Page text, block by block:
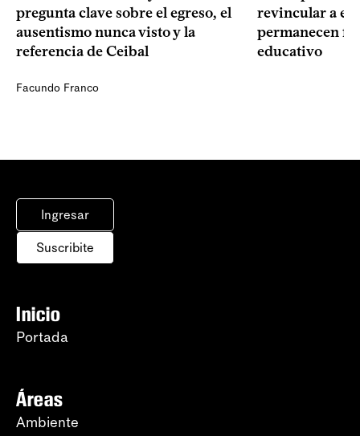
pregunta clave sobre el egreso, el
ausentismo nunca visto y la
referencia de Ceibal
Facundo Franco
revincular a
permanecen
educativo
Ingresar
Suscribite
Inicio
Portada
Áreas
Ambiente